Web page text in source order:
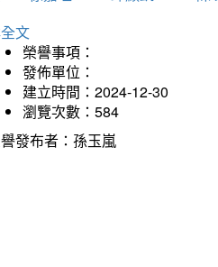
文
榮譽事項：
發佈單位：
建立時間：2024-12-30
瀏覽次數：584
發布者：孫玉嵐